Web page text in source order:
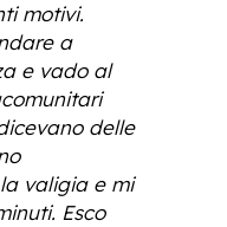
motivi.
a
e vado al
delle
valigia e mi
Esco